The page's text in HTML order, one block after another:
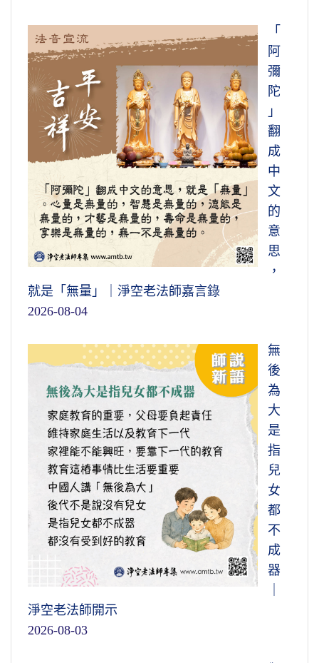
「
阿
彌
陀
」
翻
成
中
文
的
意
思
，
就是「無量」｜淨空老法師嘉言錄
2026-08-04
無
後
為
大
是
指
兒
女
都
不
成
器
淨空老法師開示
2026-08-03